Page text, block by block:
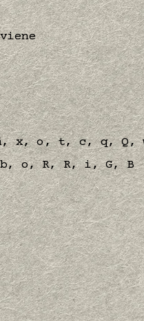
x, o, t, c, q,
o, R, R, i, G, B